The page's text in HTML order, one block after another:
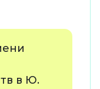
в Ю.